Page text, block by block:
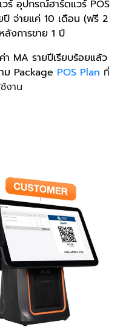
ร์ อุปกรณ์ฮาร์ดแวร์ POS
ปี จ่ายแค่ 10 เดือน (ฟรี 2
ลังการขาย 1 ปี
า MA รายปีเรียบร้อยแล้ว
ม Package POS Plan ที่
งาน